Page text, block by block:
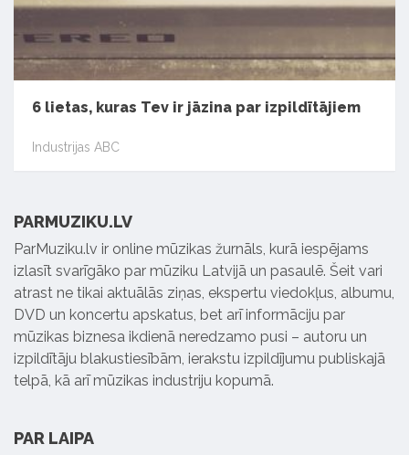
6 lietas, kuras Tev ir jāzina par izpildītājiem
Industrijas ABC
PARMUZIKU.LV
ParMuziku.lv ir online mūzikas žurnāls, kurā iespējams
izlasīt svarīgāko par mūziku Latvijā un pasaulē. Šeit vari
atrast ne tikai aktuālās ziņas, ekspertu viedokļus, albumu,
DVD un koncertu apskatus, bet arī informāciju par
mūzikas biznesa ikdienā neredzamo pusi – autoru un
izpildītāju blakustiesībām, ierakstu izpildījumu publiskajā
telpā, kā arī mūzikas industriju kopumā.
PAR LAIPA